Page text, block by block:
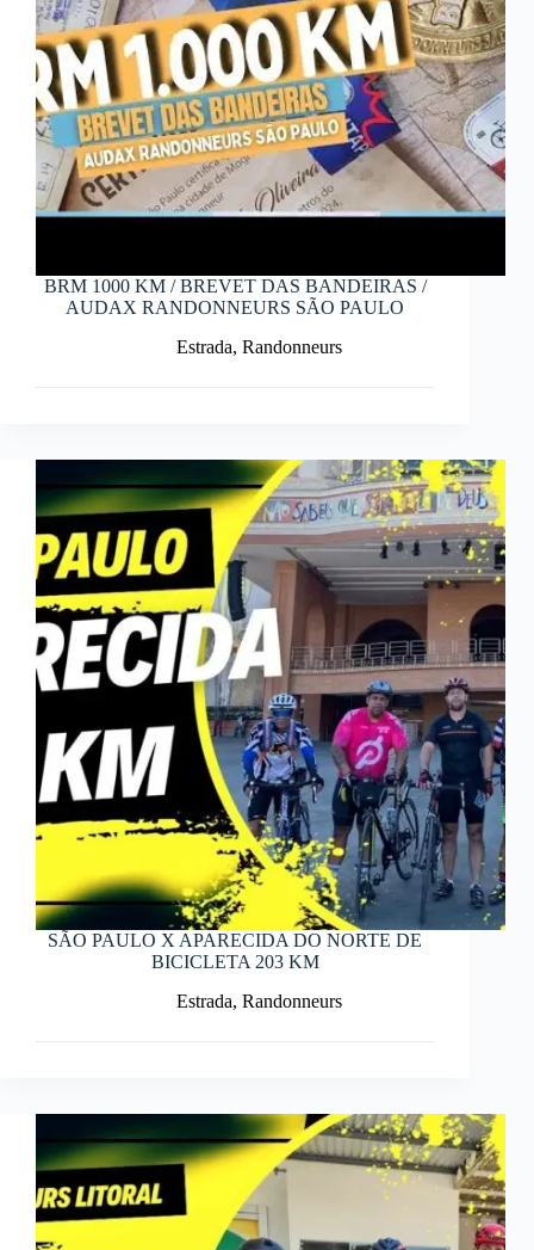
BRM 1000 KM / BREVET DAS BANDEIRAS /
AUDAX RANDONNEURS SÃO PAULO
Estrada, Randonneurs
SÃO PAULO X APARECIDA DO NORTE DE
BICICLETA 203 KM
Estrada, Randonneurs